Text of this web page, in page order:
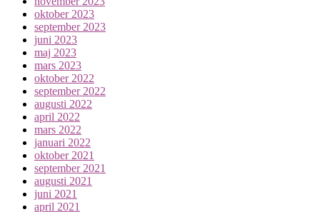
oktober 2023
september 2023
juni 2023
maj 2023
mars 2023
oktober 2022
september 2022
augusti 2022
april 2022
mars 2022
januari 2022
oktober 2021
september 2021
augusti 2021
juni 2021
april 2021